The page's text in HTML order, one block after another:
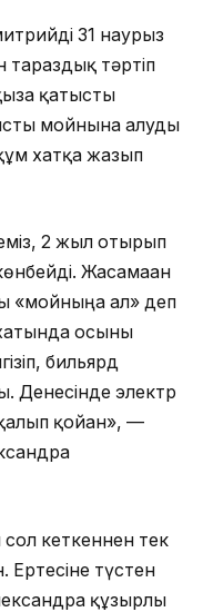
31 наурыз
тараздық тәртіп
қатысты
мойнына алуды
хатқа жазып
2 жыл отырып
Жасамаған
«мойныңа ал» деп
хатында осыны
бильярд
Денесінде электр
қойған», —
кеткеннен тек
Ертесіне түстен
құзырлы